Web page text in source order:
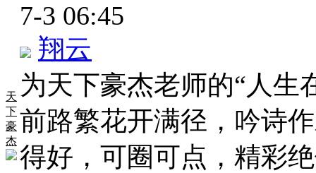
天
下
豪
杰
7-3 06:45
翔云
为天下豪杰老师的“人生
前路繁花开满径，吟诗
得好，可圈可点，精彩